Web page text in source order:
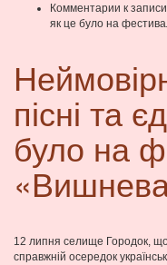
Комментарии к
як це було на
пісні та
було на
12 липня селище Городок,
справжній осередок